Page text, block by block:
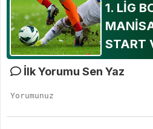
1. LİG
START
İlk Yorumu Sen Yaz